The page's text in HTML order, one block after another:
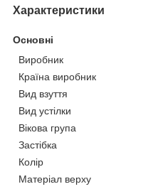
Характеристики
Основні
Виробник
Країна виробник
Вид взуття
Вид устілки
Вікова група
Застібка
Колір
Матеріал верху